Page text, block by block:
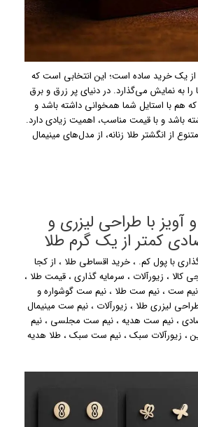
از یک خرید ساده است؛ این انتخابی است که
نمایش می‌گذارد. در دنیای پر زرق و برق
هم با استایل شما همخوانی داشته باشد و
باشد و با قیمت مناسب، اهمیت زیادی دارد.
از انگشتر طلا زنانه، از مدل‌های مینیمال
با طراحی لیزری و
کمتر از یک گرم طلا
با پول کم. ، خرید اقساطی طلا ، از کجا
کالا ، زیورآلات ، سرمایه گذاری، قیمت طلا ،
نیم ست، نیم ست طلا ، نیم ست گوشواره و
لیزری طلا ، زیورآلات ، نیم ست مینیمال
، نیم ست هدیه، نیم ست مجلسی ، نیم
، زیورآلات سبک، نیم ست سبک، طلا هدیه